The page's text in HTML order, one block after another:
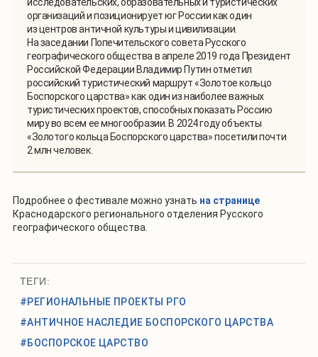
исследовательских, образовательных и туристических
организаций и позиционирует юг России как один
из центров античной культуры и цивилизации.
На заседании Попечительского совета Русского
географического общества в апреле 2019 года Президент
Российской Федерации Владимир Путин отметил
российский туристический маршрут «Золотое кольцо
Боспорского царства» как один из наиболее важных
туристических проектов, способных показать Россию
миру во всем ее многообразии. В 2024 году объекты
«Золотого кольца Боспорского царства» посетили почти
2 млн человек.
Подробнее о фестивале можно узнать на странице
Краснодарского регионального отделения Русского
географического общества.
ТЕГИ:
#РЕГИОНАЛЬНЫЕ ПРОЕКТЫ РГО
#АНТИЧНОЕ НАСЛЕДИЕ БОСПОРСКОГО ЦАРСТВА
#БОСПОРСКОЕ ЦАРСТВО